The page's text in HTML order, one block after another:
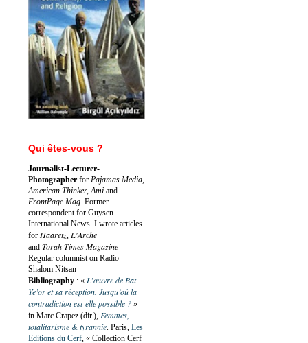
Qui êtes-vous ?
Journalist-Lecturer-
Photographer for Pajamas Media,
American Thinker, Ami and
FrontPage Mag. Former
correspondent for Guysen
International News. I wrote articles
for Haaretz, L'Arche
and Torah Times Magazine
Regular columnist on Radio
Shalom Nitsan
Bibliography : « L’œuvre de Bat
Ye’or et sa réception. Jusqu’où la
contradiction est-elle possible ? »
in Marc Crapez (dir.), Femmes,
totalitarisme & tyrannie. Paris, Les
Editions du Cerf, « Collection Cerf